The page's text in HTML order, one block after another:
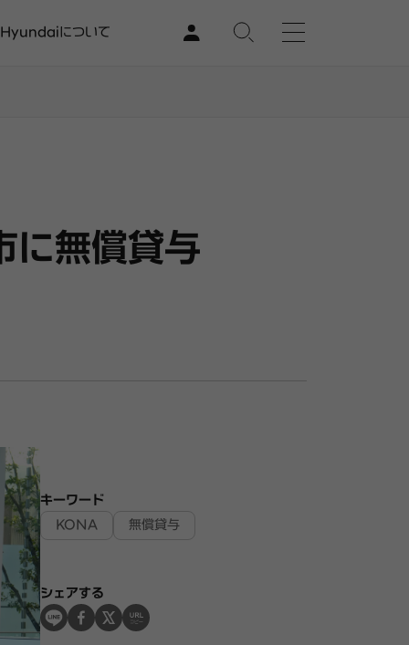
Hyundaiについて
無償貸与
キーワード
KONA
無償貸与
シェアする